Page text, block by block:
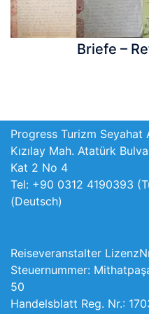
Briefe –
Progress Turizm Seyahat
Kızılay Mah. Atatürk
Kat 2 No 4
Tel: +90 0312 4190393
(Deutsch)
Reiseveranstalter
Steuernummer:
50
Handelsblatt Reg. Nr.: